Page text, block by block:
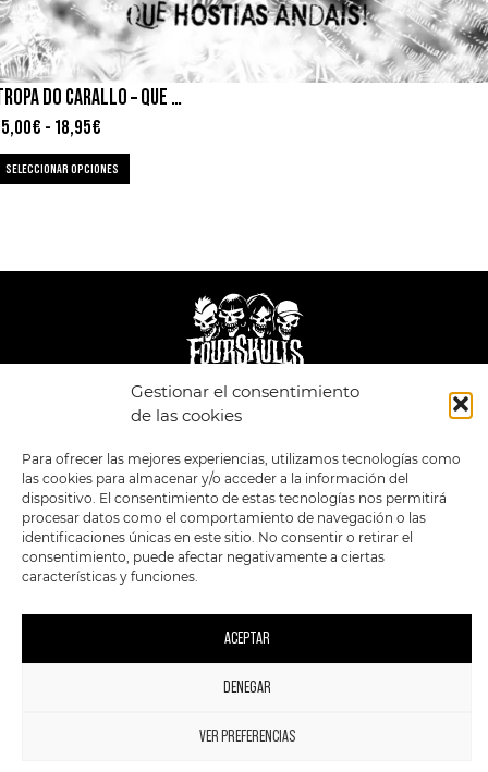
Gestionar el consentimiento
de las cookies
Para ofrecer las mejores experiencias, utilizamos tecnologías como
las cookies para almacenar y/o acceder a la información del
dispositivo. El consentimiento de estas tecnologías nos permitirá
procesar datos como el comportamiento de navegación o las
identificaciones únicas en este sitio. No consentir o retirar el
consentimiento, puede afectar negativamente a ciertas
características y funciones.
ACEPTAR
DENEGAR
VER PREFERENCIAS
TROPA DO CARALLO – QUE HOSTIAS ANDAIS!
€ - 18,95€
SELECCIONAR OPCIONES
POLÍTICA DE
PRIVACIDAD
TÉRMINOS Y
CONDICIONES
GENERALES DE LA
VENTA
POLÍTICA DE COOKIES
TIENDA
ESTILOS
FORMATOS
PREVENTAS
OFERTAS
MERCHANDISING
FOUR SKULLS
2023 FourSkulls. Reservados todos los derechos.